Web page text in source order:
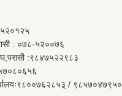
: ०७८-५२००७६
:९८४७५२२९८३
/ ९८५७०४७९५०